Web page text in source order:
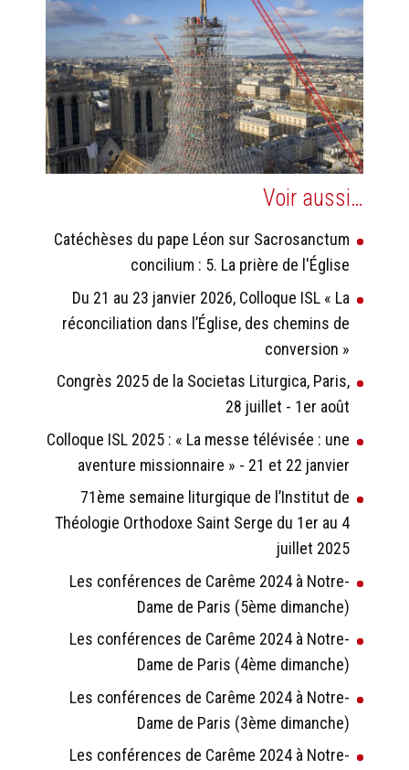
Voir aussi…
Catéchèses du pape Léon sur Sacrosanctum
concilium : 5. La prière de l'Église
Du 21 au 23 janvier 2026, Colloque ISL « La
réconciliation dans l’Église, des chemins de
conversion »
Congrès 2025 de la Societas Liturgica, Paris,
28 juillet - 1er août
Colloque ISL 2025 : « La messe télévisée : une
aventure missionnaire » - 21 et 22 janvier
71ème semaine liturgique de l’Institut de
Théologie Orthodoxe Saint Serge du 1er au 4
juillet 2025
Les conférences de Carême 2024 à Notre-
Dame de Paris (5ème dimanche)
Les conférences de Carême 2024 à Notre-
Dame de Paris (4ème dimanche)
Les conférences de Carême 2024 à Notre-
Dame de Paris (3ème dimanche)
Les conférences de Carême 2024 à Notre-